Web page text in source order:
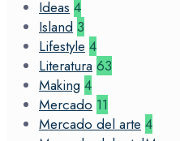
Ideas 4
Island 3
Lifestyle 4
Literatura 63
Making 4
Mercado 11
Mercado del arte 4